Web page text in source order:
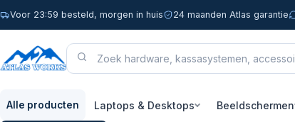
Voor 23:59 besteld, morgen in huis 24 maanden Atlas garantie
Alle producten Laptops & Desktops Beeldschermen